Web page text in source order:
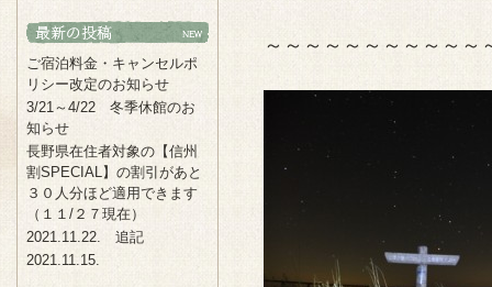
～～～～～～～～～～～
ご宿泊料金・キャンセルポ
リシー改定のお知らせ
3/21～4/22 冬季休館のお
知らせ
長野県在住者対象の【信州
割SPECIAL】の割引があと
３０人分ほど適用できます
（１１/２７現在）
2021.11.22. 追記
2021.11.15.